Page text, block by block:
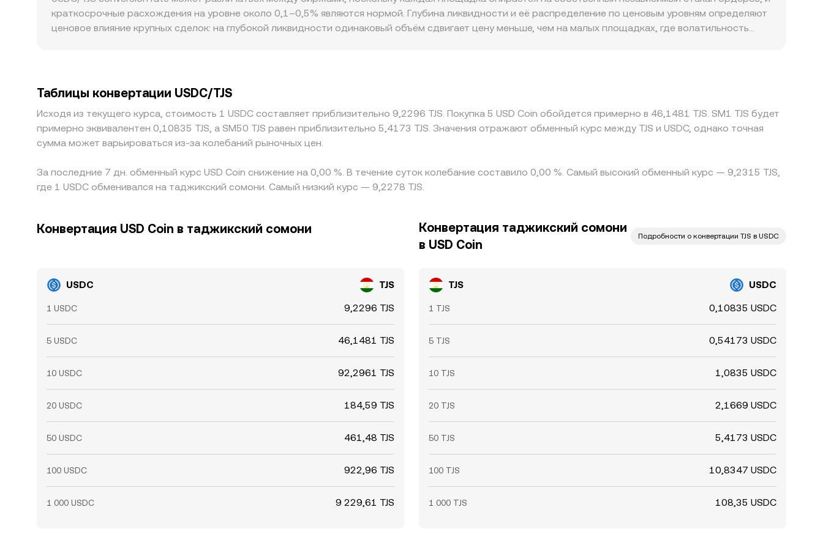
агрегации источников.
краткосрочные расхождения на уровне около 0,1–0,5% являются нормой. Глубина ликвидности и её распределение по ценовым уровням определяют
ценовое влияние крупных сделок: на глубокой ликвидности одинаковый объём сдвигает цену меньше, чем на малых площадках, где волатильность
отклонение способно передаваться и в рассчитанный USDC/TJS conversion rate через кросс‑котировки. Арбитраж между биржами помогает
сближать цены, но действует не мгновенно: ограничения по вводу-выводу, комиссии и задержки транзакций оставляют пространство для временных
расхождений.
Таблицы конвертации USDC/TJS
Исходя из текущего курса, стоимость 1 USDC составляет приблизительно 9,2296 TJS. Покупка 5 USD Coin обойдется примерно в 46,1481 TJS. SM1 TJS будет
примерно эквивалентен 0,10835 TJS, а SM50 TJS равен приблизительно 5,4173 TJS. Значения отражают обменный курс между TJS и USDC, однако точная
сумма может варьироваться из-за колебаний рыночных цен.
За последние 7 дн. обменный курс USD Coin снижение на 0,00 %. В течение суток колебание составило 0,00 %. Самый высокий обменный курс — 9,2315 TJS,
где 1 USDC обменивался на таджикский сомони. Самый низкий курс — 9,2278 TJS.
Конвертация USD Coin в таджикский сомони
USDC TJS
1 USDC 9,2296 TJS
5 USDC 46,1481 TJS
10 USDC 92,2961 TJS
20 USDC 184,59 TJS
50 USDC 461,48 TJS
100 USDC 922,96 TJS
1 000 USDC 9 229,61 TJS
Конвертация таджикский сомони
в USD Coin
Подробности о конвертации TJS в USDC
TJS USDC
1 TJS 0,10835 USDC
5 TJS 0,54173 USDC
10 TJS 1,0835 USDC
20 TJS 2,1669 USDC
50 TJS 5,4173 USDC
100 TJS 10,8347 USDC
1 000 TJS 108,35 USDC